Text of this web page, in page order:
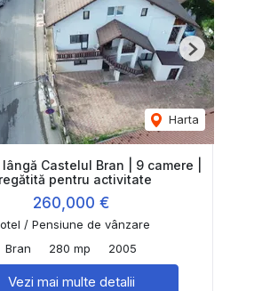
Harta
Next
Castelul Bran | 9 camere |
pentru activitate
260,000 €
/ Pensiune de vânzare
Bran
280 mp 2005
Vezi mai multe detalii